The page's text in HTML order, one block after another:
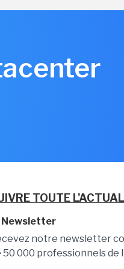
TOUTE
Newsletter
notre newsletter
50 000 professionnels de